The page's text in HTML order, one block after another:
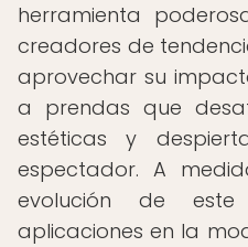
herramienta
creadores de
aprovechar su
a prendas que
estéticas y
espectador. A
evolución de
aplicaciones en la